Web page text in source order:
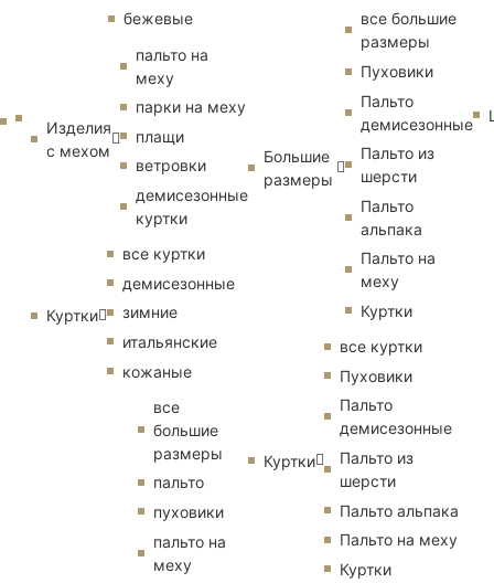
бежевые
Изделия
с мехом
пальто на
меху
парки на меху
плащи
ветровки
демисезонные
куртки
Куртки
все куртки
демисезонные
зимние
итальянские
кожаные
все
большие
размеры
пальто
пуховики
пальто на
меху
Большие
размеры
все большие
размеры
Пуховики
Пальто
демисезонные
Пальто из
шерсти
Пальто
альпака
Пальто на
меху
Куртки
Куртки
все куртки
Пуховики
Пальто
демисезонные
Пальто из
шерсти
Пальто альпака
Пальто на меху
Куртки